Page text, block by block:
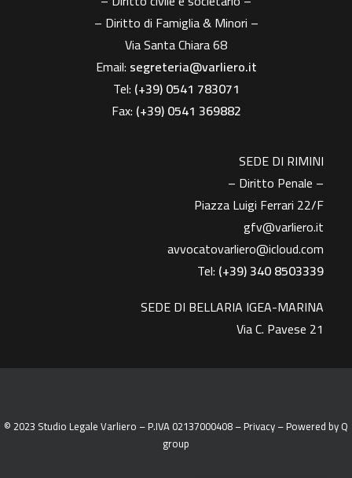
– Diritto di Famiglia & Minori –
Via Santa Chiara 68
Email: segreteria@varliero.it
Tel: (+39) 0541 783071
Fax: (+39)0541 369882
SEDE DI RIMINI
– Diritto Penale –
Piazza Luigi Ferrari 22/F
gfv@varliero.it
avvocatovarliero@icloud.com
Tel: (+39) 340 8503339
SEDE DI BELLARIA IGEA-MARINA
Via C. Pavese 21
© 2023 Studio Legale Varliero – P.IVA 02137000408 –Privacy– Powered byQ
group